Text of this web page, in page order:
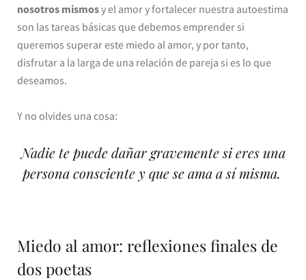
nosotros mismosy el amor y fortalecer nuestra autoestima
son las tareas básicas que debemos emprender si
queremos superar este miedo al amor, y por tanto,
disfrutar a la larga de una relación de pareja si es lo que
deseamos.
Y no olvides una cosa:
Nadie te puede dañar gravemente si eres una
persona consciente y que se ama a sí misma.
Miedo al amor: reflexiones finales de
dos poetas